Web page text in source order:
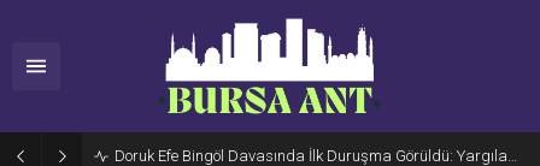
Doruk Efe Bingöl Davasında İlk Duruşma Görüldü: Yargılama 20 Ekim 2026’ya Ertelendi